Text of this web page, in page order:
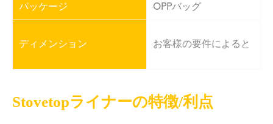
パッケージ OPPバッグ
ディメンション お客様の要件によると
Stovetopライナーの特徴/利点